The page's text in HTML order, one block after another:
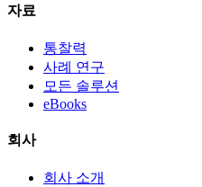
자료
통찰력
사례 연구
모든 솔루션
eBooks
회사
회사 소개